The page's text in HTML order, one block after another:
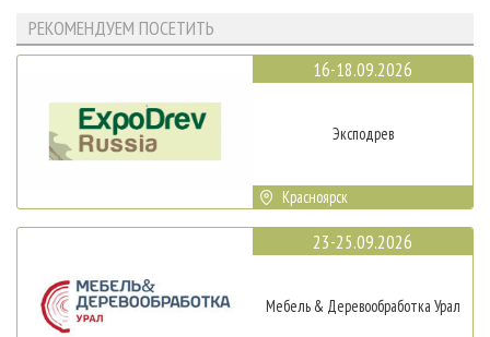
РЕКОМЕНДУЕМ ПОСЕТИТЬ
16-18.09.2026
Эксподрев
Красноярск
23-25.09.2026
Мебель & Деревообработка Урал